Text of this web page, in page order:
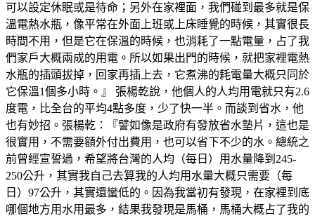
可以設定休眠或是待命；另外在家裡面，我們碰到最多就是保
溫電熱水瓶，像平常在外面上班或上床睡覺的時候，其實很長
時間不用，但是它在保溫的時候，也消耗了一點電量，占了我
們家戶大概兩成的用電。所以如果出門的時候，就把家裡電熱
水瓶的插頭拔掉，回家再插上去，它煮沸的耗電量大概只同於
它保溫1個多小時。』 張楊乾說，他個人的人均用電就只有2.6
度電，比全台的平均4點多度，少了快一半。而談到省水，他
也有妙招。張楊乾：『譬如像是政府有發放省水墊片，這也是
很實用，不需要額外付出費用，也可以省下不少的水。總統之
前曾經宣誓過，希望將台灣的人均（每日）用水量降到245-
250公升，其實我自己去算我的人均用水量大概只需要（每
日）97公升，其實還蠻低的。因為我當初有發現，在家裡到底
哪個地方用水用最多，結果我發現是馬桶，馬桶大概占了我的